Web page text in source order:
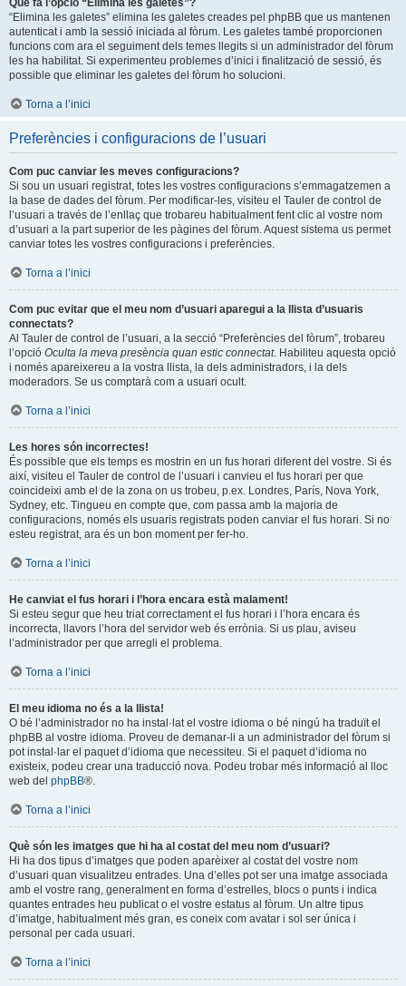
Què fa l’opció “Elimina les galetes”?
“Elimina les galetes” elimina les galetes creades pel phpBB que us mantenen
autenticat i amb la sessió iniciada al fòrum. Les galetes també proporcionen
funcions com ara el seguiment dels temes llegits si un administrador del fòrum
les ha habilitat. Si experimenteu problemes d’inici i finalització de sessió, és
possible que eliminar les galetes del fòrum ho solucioni.
Torna a l’inici
Preferències i configuracions de l’usuari
Com puc canviar les meves configuracions?
Si sou un usuari registrat, totes les vostres configuracions s’emmagatzemen a
la base de dades del fòrum. Per modificar-les, visiteu el Tauler de control de
l’usuari a través de l’enllaç que trobareu habitualment fent clic al vostre nom
d’usuari a la part superior de les pàgines del fòrum. Aquest sistema us permet
canviar totes les vostres configuracions i preferències.
Torna a l’inici
Com puc evitar que el meu nom d’usuari aparegui a la llista d’usuaris
connectats?
Al Tauler de control de l’usuari, a la secció “Preferències del fòrum”, trobareu
l’opció Oculta la meva presència quan estic connectat. Habiliteu aquesta opció
i només apareixereu a la vostra llista, la dels administradors, i la dels
moderadors. Se us comptarà com a usuari ocult.
Torna a l’inici
Les hores són incorrectes!
És possible que els temps es mostrin en un fus horari diferent del vostre. Si és
així, visiteu el Tauler de control de l’usuari i canvieu el fus horari per que
coincideixi amb el de la zona on us trobeu, p.ex. Londres, París, Nova York,
Sydney, etc. Tingueu en compte que, com passa amb la majoria de
configuracions, només els usuaris registrats poden canviar el fus horari. Si no
esteu registrat, ara és un bon moment per fer-ho.
Torna a l’inici
He canviat el fus horari i l’hora encara està malament!
Si esteu segur que heu triat correctament el fus horari i l’hora encara és
incorrecta, llavors l’hora del servidor web és errònia. Si us plau, aviseu
l’administrador per que arregli el problema.
Torna a l’inici
El meu idioma no és a la llista!
O bé l’administrador no ha instal·lat el vostre idioma o bé ningú ha traduït el
phpBB al vostre idioma. Proveu de demanar-li a un administrador del fòrum si
pot instal·lar el paquet d’idioma que necessiteu. Si el paquet d’idioma no
existeix, podeu crear una traducció nova. Podeu trobar més informació al lloc
web del phpBB®.
Torna a l’inici
Què són les imatges que hi ha al costat del meu nom d’usuari?
Hi ha dos tipus d’imatges que poden aparèixer al costat del vostre nom
d’usuari quan visualitzeu entrades. Una d’elles pot ser una imatge associada
amb el vostre rang, generalment en forma d’estrelles, blocs o punts i indica
quantes entrades heu publicat o el vostre estatus al fòrum. Un altre tipus
d’imatge, habitualment més gran, es coneix com avatar i sol ser única i
personal per cada usuari.
Torna a l’inici